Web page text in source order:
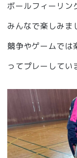
ボールフィーリン
みんなで楽しみま
競争やゲームでは
ってプレーしてい